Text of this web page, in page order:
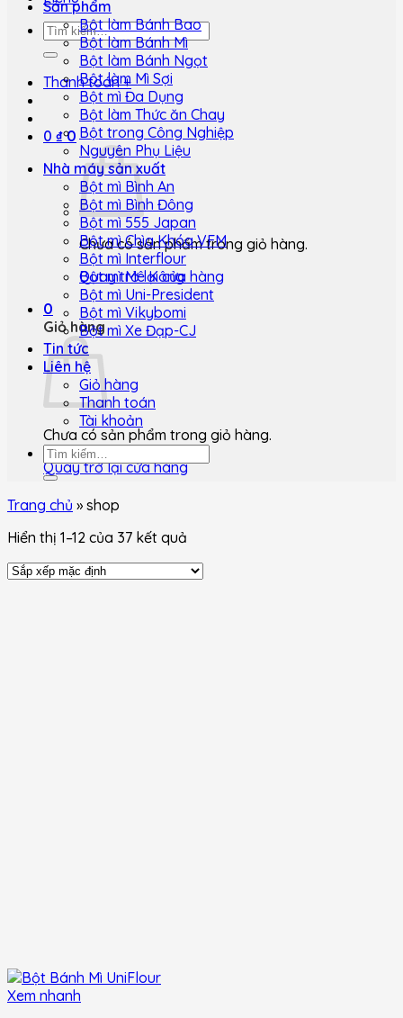
Tìm
kiếm:
Thanh toán +
0 ₫ 0
Chưa có sản phẩm trong giỏ hàng.
Quay trở lại cửa hàng
0
Giỏ hàng
Chưa có sản phẩm trong giỏ hàng.
Quay trở lại cửa hàng
Sản phẩm
Bột làm Bánh Bao
Bột làm Bánh Mì
Bột làm Bánh Ngọt
Bột làm Mì Sợi
Bột mì Đa Dụng
Bột làm Thức ăn Chay
Bột trong Công Nghiệp
Nguyên Phụ Liệu
Nhà máy sản xuất
Bột mì Bình An
Bột mì Bình Đông
Bột mì 555 Japan
Bột mì Chìa Khóa VFM
Bột mì Interflour
Bột mì Mê Kông
Bột mì Uni-President
Bột mì Vikybomi
Bột mì Xe Đạp-CJ
Tin tức
Liên hệ
Giỏ hàng
Thanh toán
Tài khoản
Tìm
kiếm:
Trang chủ » shop
Hiển thị 1–12 của 37 kết quả
Xem nhanh